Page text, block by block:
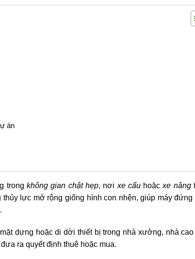
án
trong không gian chật hẹp, nơi xe cẩuhoặcxe nâng
lực mở rộng giống hình con nhện, giúp máy đứng
dựng hoặc di dời thiết bị trong nhà xưởng, nhà cao
ra quyết định thuê hoặc mua.